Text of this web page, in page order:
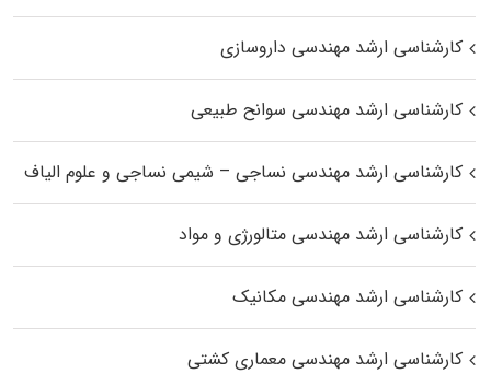
کارشناسی ارشد مهندسی داروسازی
کارشناسی ارشد مهندسی سوانح طبیعی
کارشناسی ارشد مهندسی نساجی – شیمی نساجی و علوم الیاف
کارشناسی ارشد مهندسی متالورژی و مواد
کارشناسی ارشد مهندسی مکانیک
کارشناسی ارشد مهندسی معماری کشتی